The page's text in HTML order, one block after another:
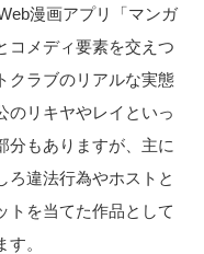
漫画アプリ「マンガ
コメディ要素を交えつ
クラブのリアルな実態
のリキヤやレイといっ
分もありますが、主に
ろ違法行為やホストと
トを当てた作品として
。